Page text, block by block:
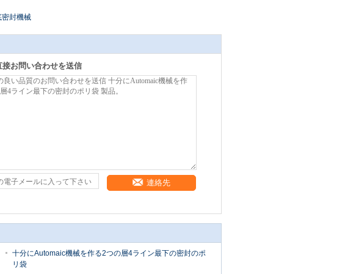
封機械
接お問い合わせを送信
連絡先
十分にAutomaic機械を作る2つの層4ライン最下の密封のポ
リ袋